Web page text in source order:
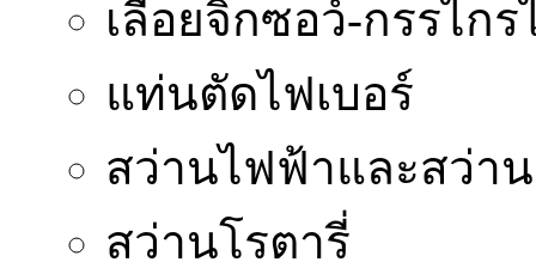
เลื่อยจิ๊กซอว์-กรรไก
แท่นตัดไฟเบอร์
สว่านไฟฟ้าและสว่า
สว่านโรตารี่